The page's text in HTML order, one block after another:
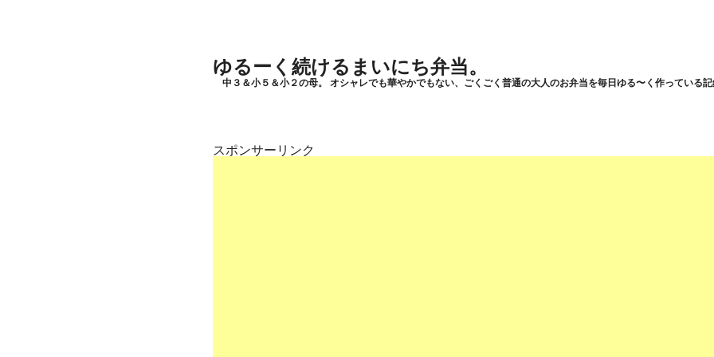
ゆるーく続けるまいにち弁当。
中３＆小５＆小２の母。 オシャレでも華やかでもない、ごくごく普通の大人のお弁当を毎日ゆる〜く作っている
スポンサーリンク